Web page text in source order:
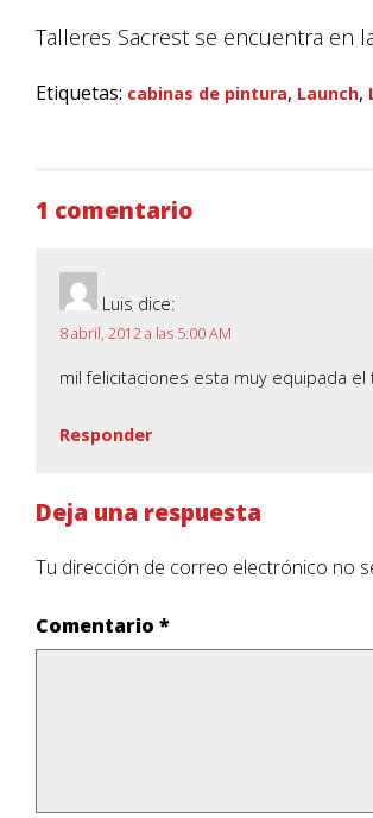
Talleres Sacrest se encuentra en
Etiquetas: cabinas de pintura, Launch,
1 comentario
Luis dice:
8 abril, 2012 a las 5:00 AM
mil felicitaciones esta muy equipada
Responder
Deja una respuesta
Tu dirección de correo electrónico no
Comentario *